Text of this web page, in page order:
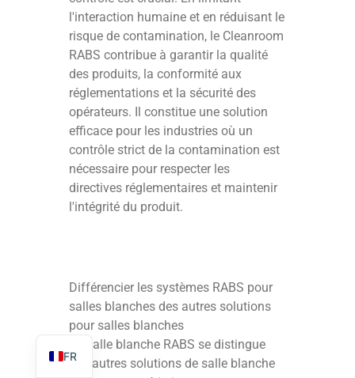
l'interaction humaine et en réduisant le
risque de contamination, le Cleanroom
RABS contribue à garantir la qualité
des produits, la conformité aux
réglementations et la sécurité des
opérateurs. Il constitue une solution
efficace pour les industries où un
contrôle strict de la contamination est
nécessaire pour respecter les
directives réglementaires et maintenir
l'intégrité du produit.
Différencier les systèmes RABS pour
salles blanches des autres solutions
pour salles blanches
La salle blanche RABS se distingue
des autres solutions de salle blanche
FR
EN
KO
RO
ES
PL
TR